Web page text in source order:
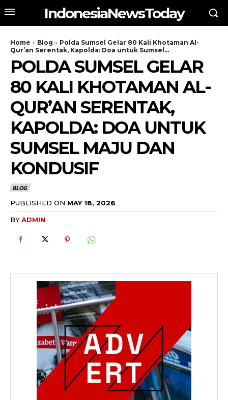
IndonesiaNewsToday
Home Blog
Polda Sumsel Gelar 80 Kali Khotaman Al-
Qur’an Serentak, Kapolda: Doa untuk Sumsel...
POLDA SUMSEL GELAR
80 KALI KHOTAMAN AL-
QUR’AN SERENTAK,
KAPOLDA: DOA UNTUK
SUMSEL MAJU DAN
KONDUSIF
BLOG
PUBLISHED ON MAY 18, 2026
BYADMIN